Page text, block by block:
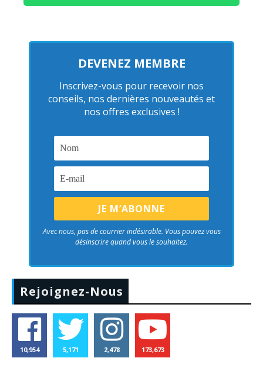
DEVENEZ MEMBRE
Inscrivez-vous pour recevoir nos
conseils, nos dernières nouveautés et
nos offres exclusives !
Avec nous, pas de courrier indésirable. Vous pouvez vous
désinscrire quand vous le souhaitez.
Rejoignez-Nous
10,954 5,171 2,478 173,673